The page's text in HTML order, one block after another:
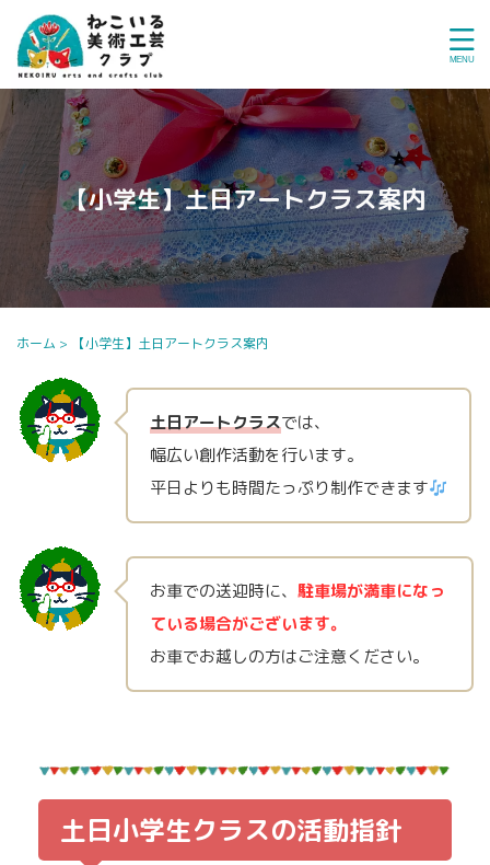
【小学生】土日アートクラス案内
ホーム > 【小学生】土日アートクラス案内
土日アートクラスでは、
幅広い創作活動を行います。
平日よりも時間たっぷり制作できます
お車での送迎時に、 駐車場が満車になっ
ている場合がございます。
お車でお越しの方はご注意ください。
土日小学生クラスの活動指針